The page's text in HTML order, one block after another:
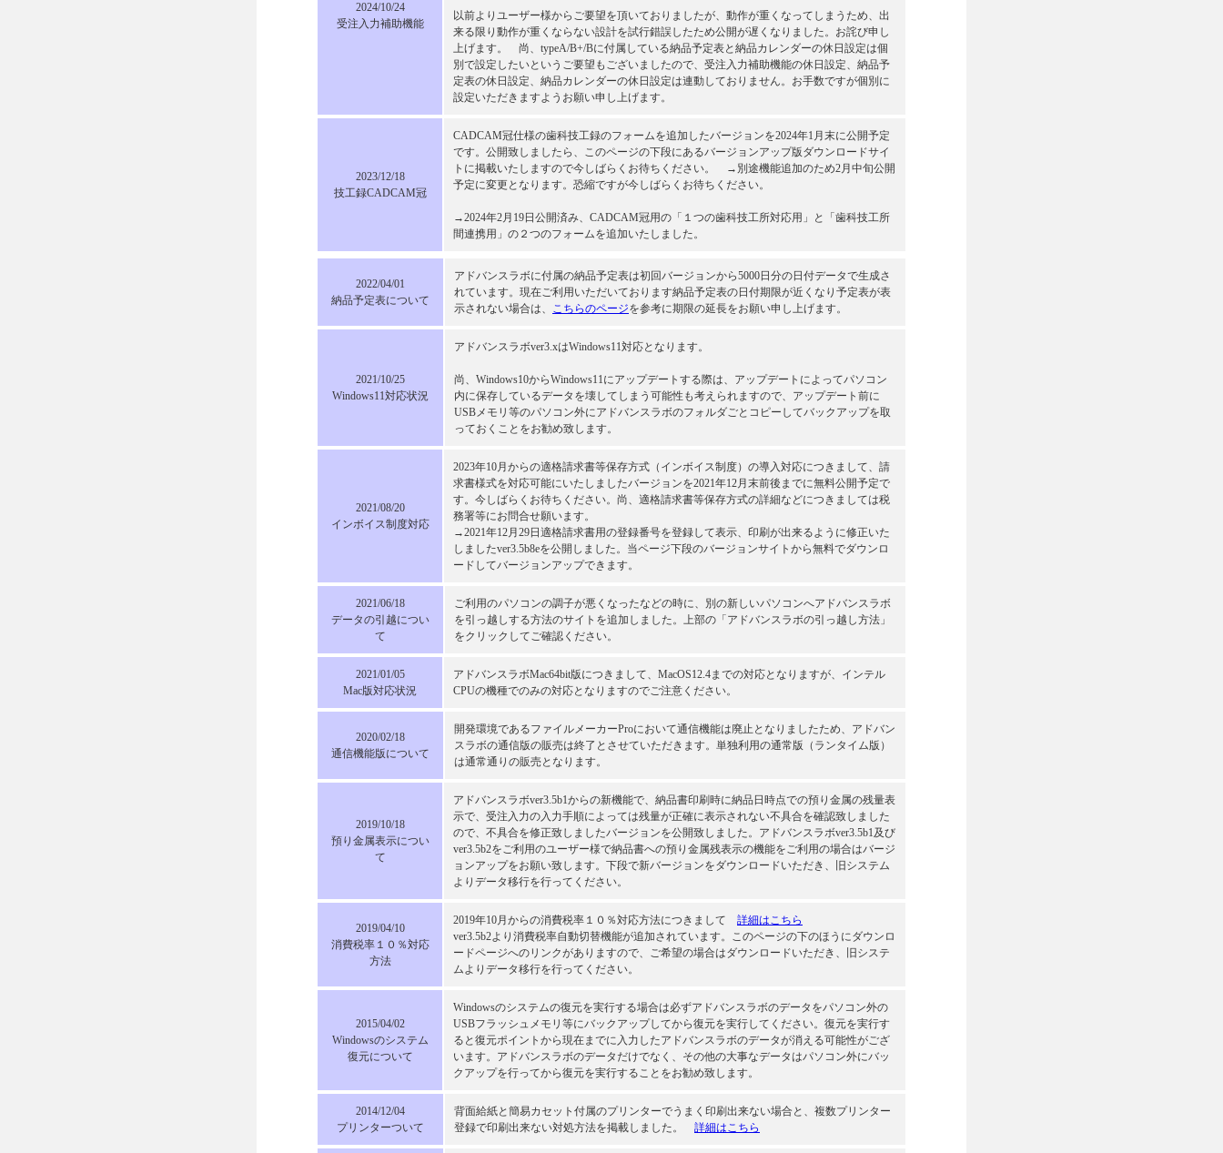
2024/10/24
受注入力補助機能
以前よりユーザー様からご要望を頂いておりましたが、動作が重くなってしまうため、出
来る限り動作が重くならない設計を試行錯誤したため公開が遅くなりました。お詫び申し
上げます。 尚、typeA/B+/Bに付属している納品予定表と納品カレンダーの休日設定は個
別で設定したいというご要望もございましたので、受注入力補助機能の休日設定、納品予
定表の休日設定、納品カレンダーの休日設定は連動しておりません。お手数ですが個別に
設定いただきますようお願い申し上げます。
2023/12/18
技工録CADCAM冠
CADCAM冠仕様の歯科技工録のフォームを追加したバージョンを2024年1月末に公開予定
です。公開致しましたら、このページの下段にあるバージョンアップ版ダウンロードサイ
トに掲載いたしますので今しばらくお待ちください。 →別途機能追加のため2月中旬公開
予定に変更となります。恐縮ですが今しばらくお待ちください。
→2024年2月19日公開済み、CADCAM冠用の「１つの歯科技工所対応用」と「歯科技工所
間連携用」の２つのフォームを追加いたしました。
2022/04/01
納品予定表について
アドバンスラボに付属の納品予定表は初回バージョンから5000日分の日付データで生成さ
れています。現在ご利用いただいております納品予定表の日付期限が近くなり予定表が表
示されない場合は、 こちらのページを参考に期限の延長をお願い申し上げます。
2021/10/25
Windows11対応状況
アドバンスラボver3.xはWindows11対応となります。
尚、Windows10からWindows11にアップデートする際は、アップデートによってパソコン
内に保存しているデータを壊してしまう可能性も考えられますので、アップデート前に
USBメモリ等のパソコン外にアドバンスラボのフォルダごとコピーしてバックアップを取
っておくことをお勧め致します。
2021/08/20
インボイス制度対応
2023年10月からの適格請求書等保存方式（インボイス制度）の導入対応につきまして、請
求書様式を対応可能にいたしましたバージョンを2021年12月末前後までに無料公開予定で
す。今しばらくお待ちください。尚、適格請求書等保存方式の詳細などにつきましては税
務署等にお問合せ願います。
→2021年12月29日適格請求書用の登録番号を登録して表示、印刷が出来るように修正いた
しましたver3.5b8eを公開しました。当ページ下段のバージョンサイトから無料でダウンロ
ードしてバージョンアップできます。
2021/06/18
データの引越につい
て
ご利用のパソコンの調子が悪くなったなどの時に、別の新しいパソコンへアドバンスラボ
を引っ越しする方法のサイトを追加しました。上部の「アドバンスラボの引っ越し方法」
をクリックしてご確認ください。
2021/01/05
Mac版対応状況
アドバンスラボMac64bit版につきまして、MacOS12.4までの対応となりますが、インテル
CPUの機種でのみの対応となりますのでご注意ください。
2020/02/18
通信機能版について
開発環境であるファイルメーカーProにおいて通信機能は廃止となりましたため、アドバン
スラボの通信版の販売は終了とさせていただきます。単独利用の通常版（ランタイム版）
は通常通りの販売となります。
2019/10/18
預り金属表示につい
て
アドバンスラボver3.5b1からの新機能で、納品書印刷時に納品日時点での預り金属の残量表
示で、受注入力の入力手順によっては残量が正確に表示されない不具合を確認致しました
ので、不具合を修正致しましたバージョンを公開致しました。アドバンスラボver3.5b1及び
ver3.5b2をご利用のユーザー様で納品書への預り金属残表示の機能をご利用の場合はバージ
ョンアップをお願い致します。下段で新バージョンをダウンロードいただき、旧システム
よりデータ移行を行ってください。
2019/04/10
消費税率１０％対応
方法
2019年10月からの消費税率１０％対応方法につきまして 詳細はこちら
ver3.5b2より消費税率自動切替機能が追加されています。このページの下のほうにダウンロ
ードページへのリンクがありますので、ご希望の場合はダウンロードいただき、旧システ
ムよりデータ移行を行ってください。
2015/04/02
Windowsのシステム
復元について
Windowsのシステムの復元を実行する場合は必ずアドバンスラボのデータをパソコン外の
USBフラッシュメモリ等にバックアップしてから復元を実行してください。復元を実行す
ると復元ポイントから現在までに入力したアドバンスラボのデータが消える可能性がござ
います。アドバンスラボのデータだけでなく、その他の大事なデータはパソコン外にバッ
クアップを行ってから復元を実行することをお勧め致します。
2014/12/04
プリンターついて
背面給紙と簡易カセット付属のプリンターでうまく印刷出来ない場合と、複数プリンター
登録で印刷出来ない対処方法を掲載しました。 詳細はこちら